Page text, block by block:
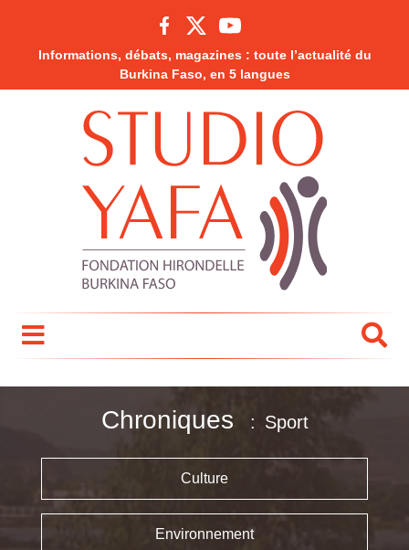
Informations, débats, magazines : toute l’actualité du
Burkina Faso, en 5 langues
Chroniques Sport
Culture
Environnement